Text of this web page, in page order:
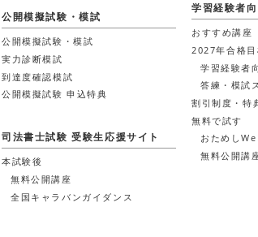
学習経験者
おすすめ講座
2027年合格目
学習経験者
答練・模試
割引制度・特
無料で試す
おためし
無料公開講
公開模擬試験・模試
公開模擬試験・模試
実力診断模試
到達度確認模試
公開模擬試験 申込特典
司法書士試験 受験生応援サイト
本試験後
無料公開講座
全国キャラバンガイダンス